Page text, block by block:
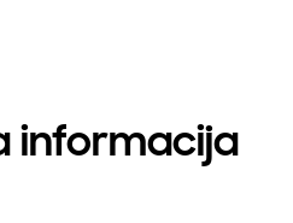
informacija